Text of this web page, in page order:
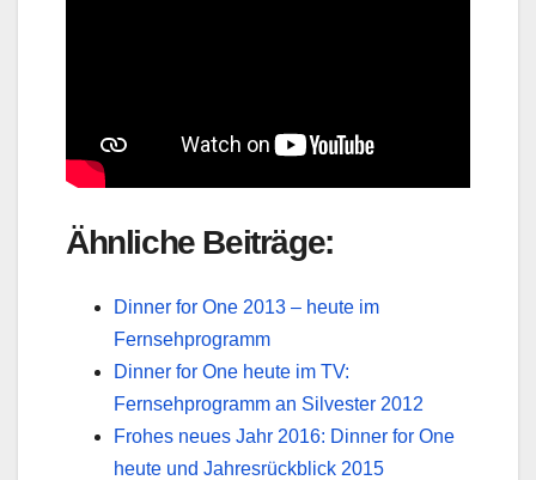
Ähnliche Beiträge:
Dinner for One 2013 – heute im
Fernsehprogramm
Dinner for One heute im TV:
Fernsehprogramm an Silvester 2012
Frohes neues Jahr 2016: Dinner for One
heute und Jahresrückblick 2015